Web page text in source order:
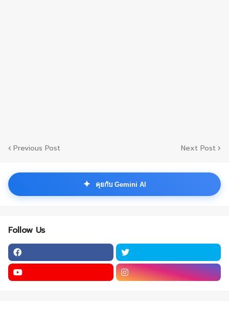
Previous Post Next Post
✦ คุยกับ Gemini AI
Follow Us